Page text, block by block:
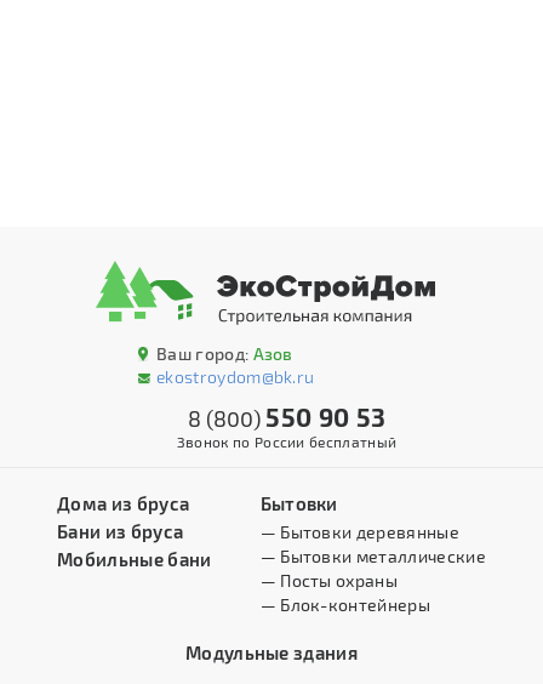
Ваш город: Азов
ekostroydom@bk.ru
8 (800) 550 90 53
Звонок по России бесплатный
Дома из бруса
Бани из бруса
Мобильные бани
Бытовки
— Бытовки деревянные
— Бытовки металлические
— Посты охраны
— Блок-контейнеры
Модульные здания